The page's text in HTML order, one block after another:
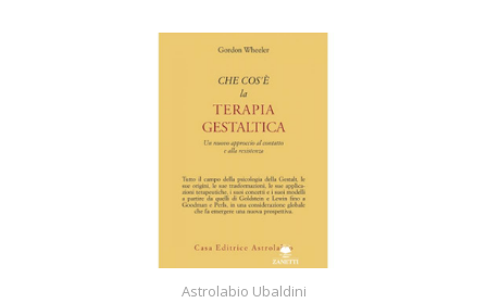
Astrolabio Ubaldini